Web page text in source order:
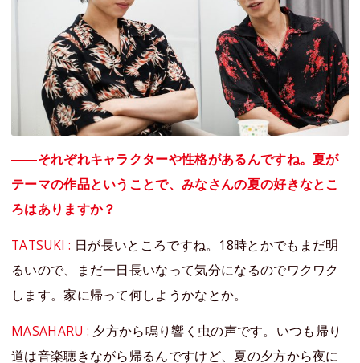
――それぞれキャラクターや性格があるんですね。夏が
テーマの作品ということで、みなさんの夏の好きなとこ
ろはありますか？
TATSUKI : 日が長いところですね。18時とかでもまだ明
るいので、まだ一日長いなって気分になるのでワクワク
します。家に帰って何しようかなとか。
MASAHARU : 夕方から鳴り響く虫の声です。いつも帰り
道は音楽聴きながら帰るんですけど、夏の夕方から夜に